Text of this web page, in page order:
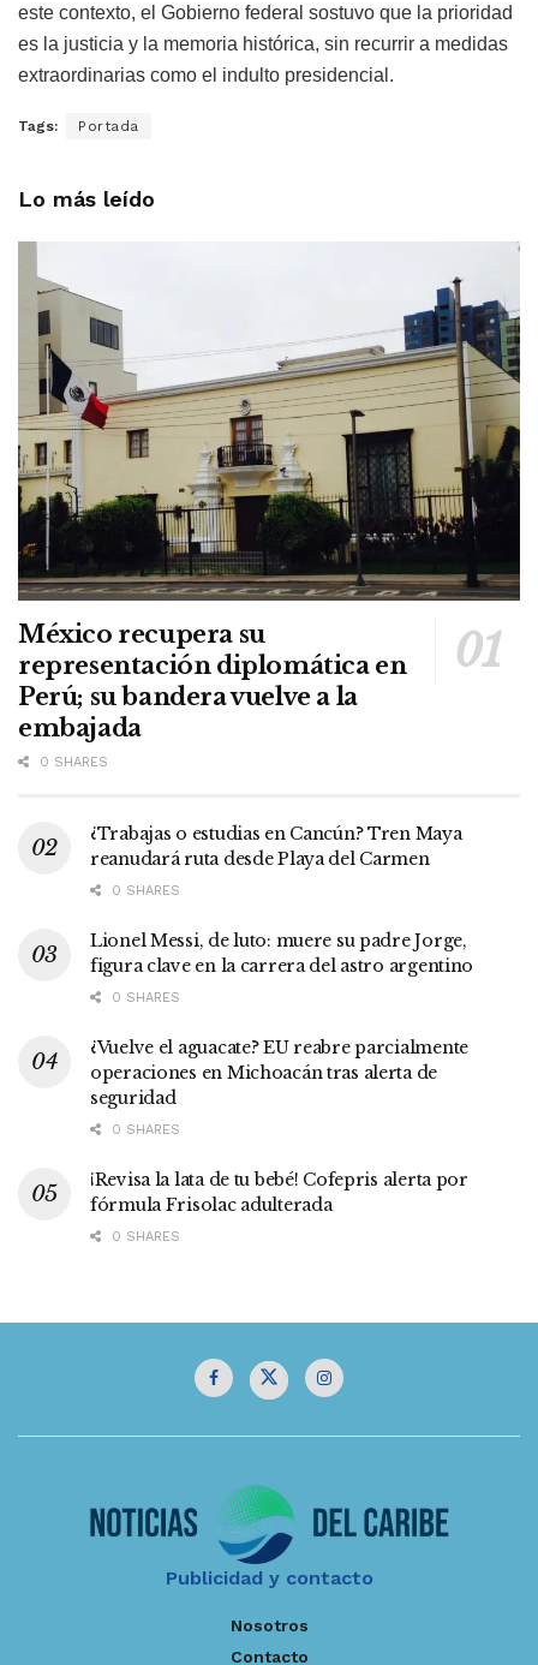
este contexto, el Gobierno federal sostuvo que la prioridad
es la justicia y la memoria histórica, sin recurrir a medidas
extraordinarias como el indulto presidencial.
Tags: Portada
Lo más leído
México recupera su
representación diplomática en
Perú; su bandera vuelve a la
embajada
0 SHARES
¿Trabajas o estudias en Cancún? Tren Maya
reanudará ruta desde Playa del Carmen
0 SHARES
Lionel Messi, de luto: muere su padre Jorge,
figura clave en la carrera del astro argentino
0 SHARES
¿Vuelve el aguacate? EU reabre parcialmente
operaciones en Michoacán tras alerta de
seguridad
0 SHARES
¡Revisa la lata de tu bebé! Cofepris alerta por
fórmula Frisolac adulterada
0 SHARES
Publicidad y contacto
Nosotros
Contacto